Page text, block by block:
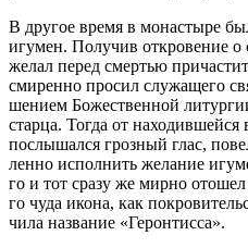
В дру­гое вре­мя в мо­на­сты­ре
игу­мен. По­лу­чив от­кро­ве­ние о
же­лал пе­ред смер­тью
сми­рен­но про­сил слу­жа­ще­го
ше­ни­ем Бо­же­ствен­ной
стар­ца. То­гда от
по­слы­шал­ся гроз­ный глас,
лен­но ис­пол­нить же­ла­ние
го и тот сра­зу же мир­но
го чу­да ико­на, как
чи­ла на­зва­ние «Ге­рон­тис­са».